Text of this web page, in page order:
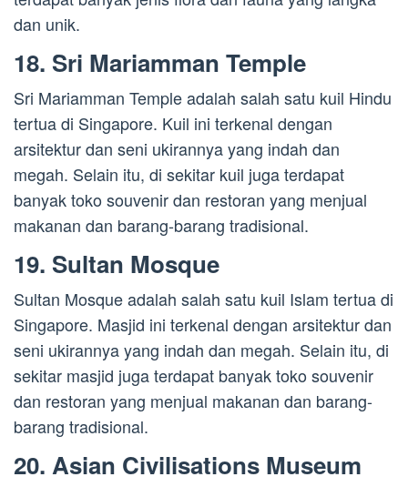
dan unik.
18. Sri Mariamman Temple
Sri Mariamman Temple adalah salah satu kuil Hindu
tertua di Singapore. Kuil ini terkenal dengan
arsitektur dan seni ukirannya yang indah dan
megah. Selain itu, di sekitar kuil juga terdapat
banyak toko souvenir dan restoran yang menjual
makanan dan barang-barang tradisional.
19. Sultan Mosque
Sultan Mosque adalah salah satu kuil Islam tertua di
Singapore. Masjid ini terkenal dengan arsitektur dan
seni ukirannya yang indah dan megah. Selain itu, di
sekitar masjid juga terdapat banyak toko souvenir
dan restoran yang menjual makanan dan barang-
barang tradisional.
20. Asian Civilisations Museum